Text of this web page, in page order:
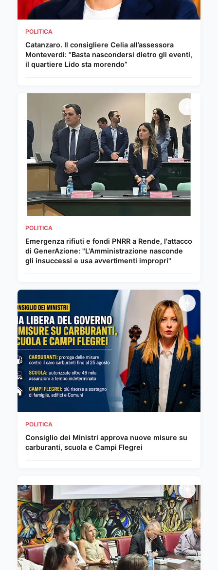
POLITICA
Catanzaro. Il consigliere Celia all’assessora
Monteverdi: “Basta nascondersi dietro gli eventi,
il quartiere Lido sta morendo”
POLITICA
Emergenza rifiuti e fondi PNRR a Rende, l'attacco
di GenerAzione: "L'Amministrazione nasconde
gli insuccessi e usa avvertimenti impropri"
POLITICA
Consiglio dei Ministri approva nuove misure su
carburanti, scuola e Campi Flegrei